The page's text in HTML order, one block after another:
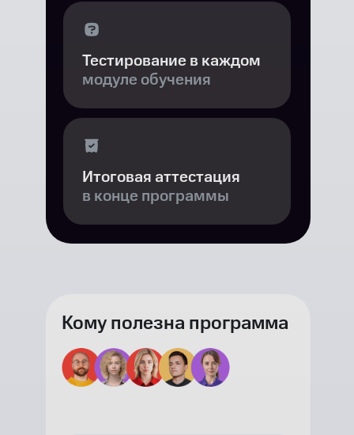
Тестирование в каждом
модуле обучения
Итоговая аттестация
в конце программы
Кому полезна программа